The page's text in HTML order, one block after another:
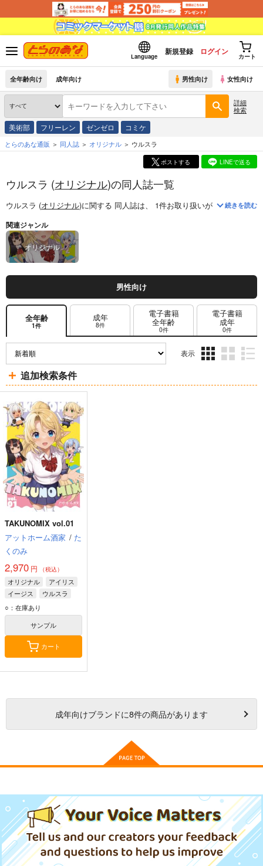
Language
新規登録 ログイン
カート
全年齢向け 成年向け 男性向け 女性向け
詳細
検索
美術部 フリーレン ゼンゼロ コミケ
とらのあな通販 同人誌 オリジナル ウルスラ
ポストする LINEで送る
ウルスラ (オリジナル)の同人誌一覧
ウルスラ (オリジナル)に関する 同人誌は、 1件お取り扱いがございます。
続きを読む
関連ジャンル
オリジナル
男性向け
全年齢
1件
成年
8件
電子書籍
全年齢
0件
電子書籍
成年
0件
表示
ム
ム
ム
追加検索条件
TAKUNOMIX vol.01
アットホーム酒家 / た
くのみ
2,970 円 （税込）
オリジナル
アイリス
イージス
ウルスラ
○：在庫あり
サンプル
カート
成年向けブランドに8件の商品があります